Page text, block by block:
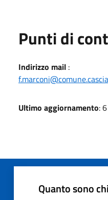
Punti di
Indirizzo mail :
Ultimo aggiornamento:
Quanto sono